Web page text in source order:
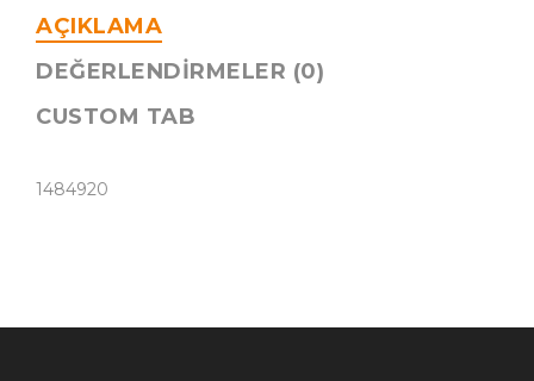
AÇIKLAMA
DEĞERLENDIRMELER (0)
CUSTOM TAB
1484920